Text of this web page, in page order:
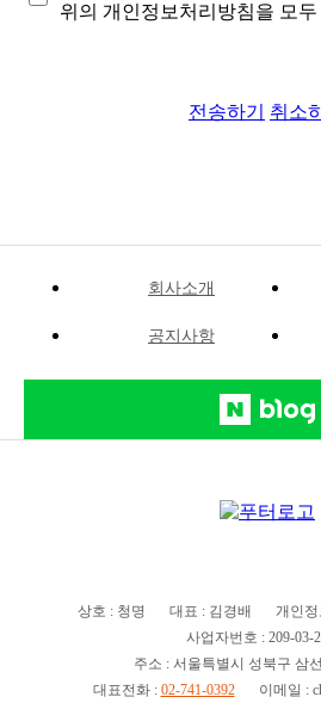
개인정보의 보유 및 이용기간
개인정보는 별도로 삭제하지
위의 개인정보처리방침을 모
전송하기 취소
회사소개
공지사항
상호 : 청명 대표 : 김경배
개인정
사업자번호 : 209-03-
주소 : 서울특별시 성북구 삼
대표전화 : 02-741-0392 이메일 :